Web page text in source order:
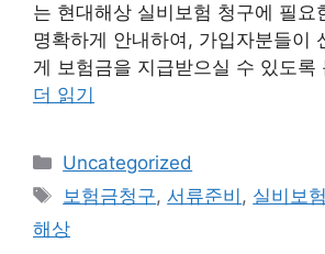
는 현대해상 실비보험 청구에 필요
명확하게 안내하여, 가입자분들이
게 보험금을 지급받으실 수 있도
더 읽기
카
테
리
Uncategorized
태
그
보험금청구, 서류준비 , 실비보험
해상